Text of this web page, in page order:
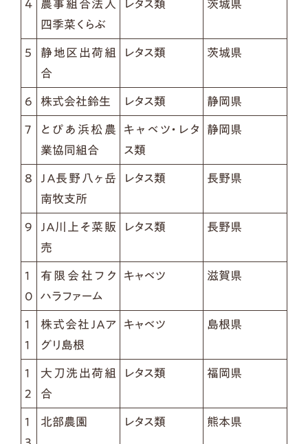
4
農事組合法人
四季菜くらぶ
レタス類 茨城県
5
静地区出荷組
合
レタス類 茨城県
6 株式会社鈴生 レタス類 静岡県
7
とぴあ浜松農
業協同組合
キャベツ・レタ
ス類
静岡県
8
ＪＡ長野八ヶ岳
南牧支所
レタス類 長野県
9
ＪＡ川上そ菜販
売
レタス類 長野県
1
0
有限会社フク
ハラファーム
キャベツ 滋賀県
1
1
株式会社ＪＡア
グリ島根
キャベツ 島根県
1
2
大刀洗出荷組
合
レタス類 福岡県
1
北部農園 レタス類 熊本県